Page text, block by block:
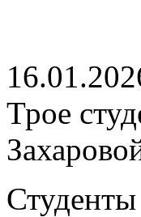
Трое